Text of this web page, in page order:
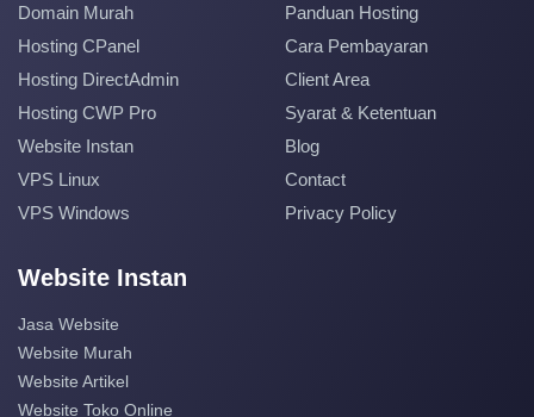
Domain Murah
Hosting CPanel
Hosting DirectAdmin
Hosting CWP Pro
Website Instan
VPS Linux
VPS Windows
Panduan Hosting
Cara Pembayaran
Client Area
Syarat & Ketentuan
Blog
Contact
Privacy Policy
Website Instan
Jasa Website
Website Murah
Website Artikel
Website Toko Online